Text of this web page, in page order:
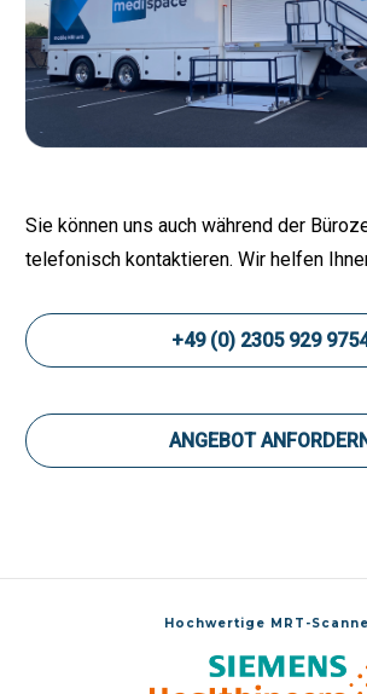
Sie können uns auch während der
telefonisch kontaktieren. Wir helfen
+49 (0) 2305 929
ANGEBOT
Hochwertige MRT-